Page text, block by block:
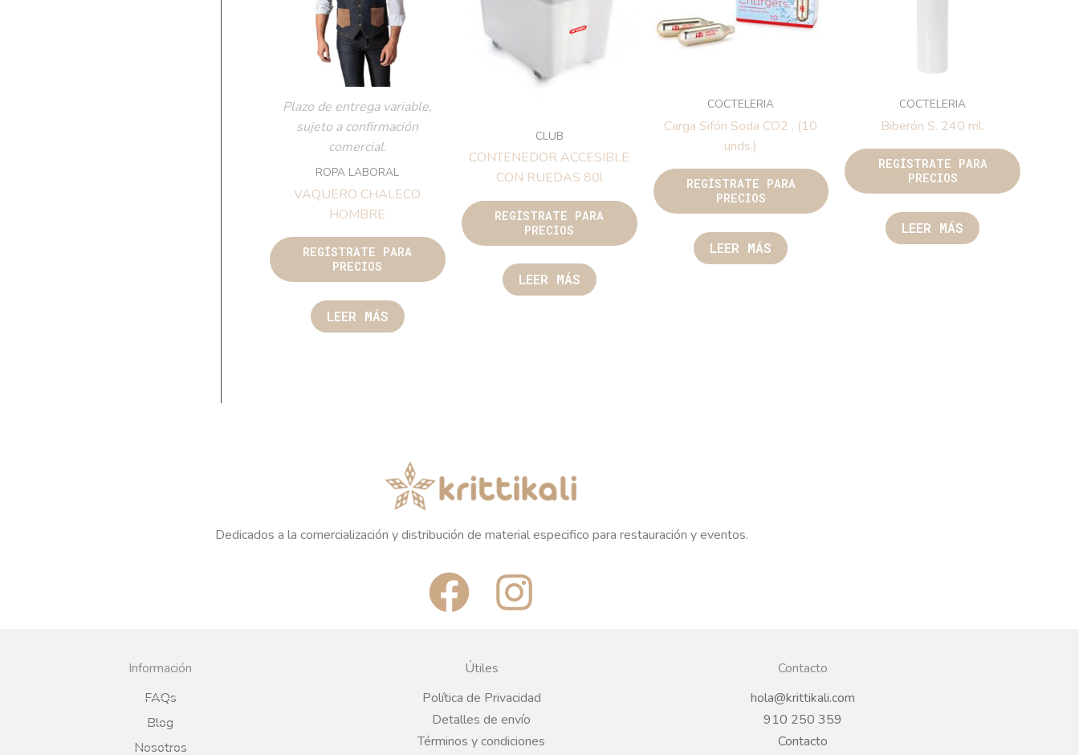
Plazo de entrega variable,
sujeto a confirmación
comercial.
ROPA LABORAL
VAQUERO CHALECO
HOMBRE
REGÍSTRATE PARA
PRECIOS
LEER MÁS
CLUB
CONTENEDOR ACCESIBLE
CON RUEDAS 80l
REGÍSTRATE PARA
PRECIOS
LEER MÁS
COCTELERIA
Carga Sifón Soda CO2 , (10
unds.)
REGÍSTRATE PARA
PRECIOS
LEER MÁS
COCTELERIA
Biberón S. 240 ml.
REGÍSTRATE PARA
PRECIOS
LEER MÁS
Dedicados a la comercialización y distribución de material especifico para restauración y eventos.
F
a
c
e
I
n
t
Información
FAQs
Blog
Nosotros
Útiles
Política de Privacidad
Detalles de envío
Términos y condiciones
Contacto
hola@krittikali.com
910 250 359
Contacto